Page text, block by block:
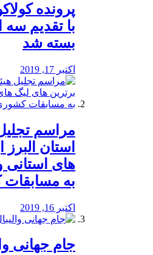
پرونده
با تقدیم سه
بسته شد
اکتبر 17, 2019
مراسم
استان
های استانی
به
اکتبر 16, 2019
جام جهانی